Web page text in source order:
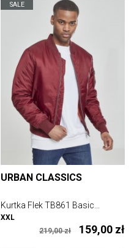
SALE
URBAN CLASSICS
Kurtka Flek TB861 Basic...
159,00 zł
219,00 zł
XXL